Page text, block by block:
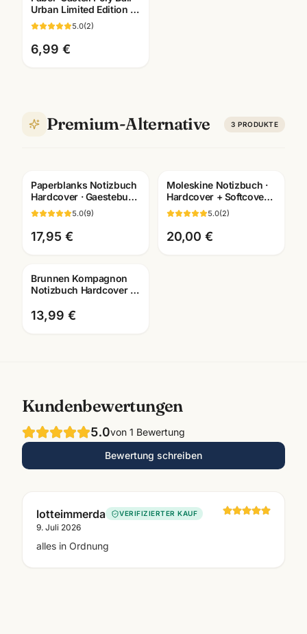
Urban Limited Edition ·
Kugelschreiber XB blau
5.0(2)
6,99 €
Premium-Alternative 3 PRODUKTE
Paperblanks Notizbuch
Hardcover · Gaestebuch
+ Skizzenbuch ·
Bueroausstattung
Mannheim
5.0(9)
17,95 €
Moleskine Notizbuch ·
Hardcover + Softcover ·
Pocket/Large/XL ·
Premium-Qualität
5.0(2)
20,00 €
Brunnen Kompagnon
Notizbuch Hardcover ·
schwarz/weiss · Büro
Mannheim
13,99 €
Kundenbewertungen
5.0von 1 Bewertung
Bewertung schreiben
lotteimmerda VERIFIZIERTER KAUF
9. Juli 2026
alles in Ordnung